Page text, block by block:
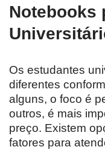
Notebooks
Os estudantes
diferentes
alguns, o foco é
outros, é mais
preço. Existem
fatores para